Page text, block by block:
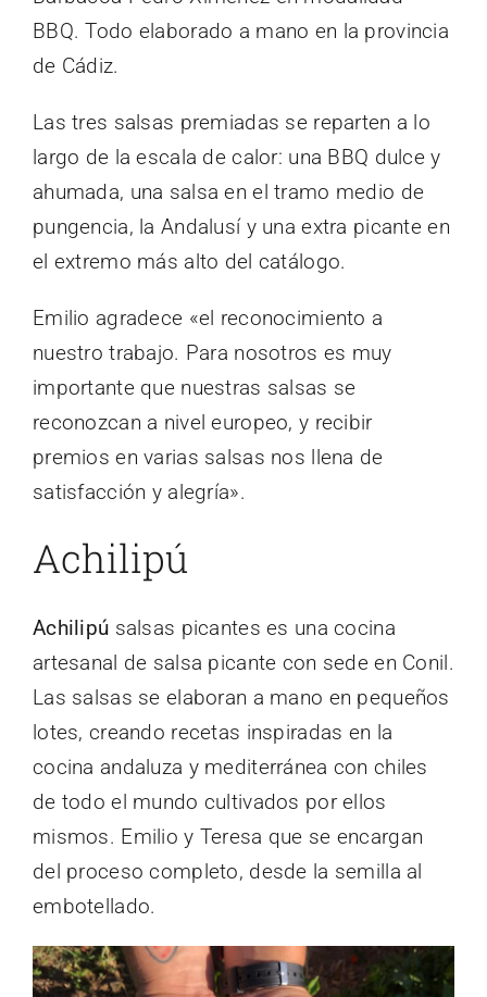
BBQ. Todo elaborado a mano en la provincia
de Cádiz.
Las tres salsas premiadas se reparten a lo
largo de la escala de calor: una BBQ dulce y
ahumada, una salsa en el tramo medio de
pungencia, la Andalusí y una extra picante en
el extremo más alto del catálogo.
Emilio agradece «el reconocimiento a
nuestro trabajo. Para nosotros es muy
importante que nuestras salsas se
reconozcan a nivel europeo, y recibir
premios en varias salsas nos llena de
satisfacción y alegría».
Achilipú
Achilipú salsas picantes es una cocina
artesanal de salsa picante con sede en Conil.
Las salsas se elaboran a mano en pequeños
lotes, creando recetas inspiradas en la
cocina andaluza y mediterránea con chiles
de todo el mundo cultivados por ellos
mismos. Emilio y Teresa que se encargan
del proceso completo, desde la semilla al
embotellado.